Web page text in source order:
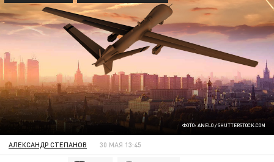
ФОТО: ANELO / SHUTTERSTОСK.СОM
АЛЕКСАНДР СТЕПАНОВ 30 МАЯ 13:45